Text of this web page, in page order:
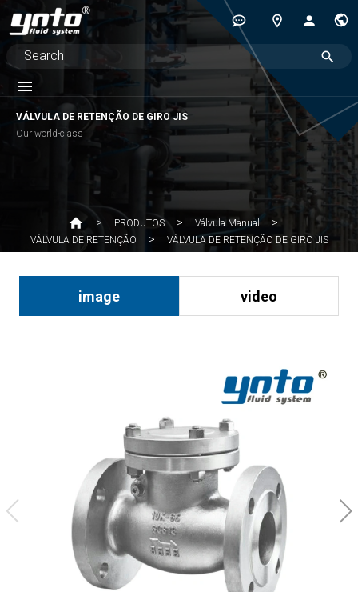
VÁLVULA DE RETENÇÃO DE GIRO JIS
Our world-class
PRODUTOS
Válvula Manual
VÁLVULA DE RETENÇÃO
VÁLVULA DE RETENÇÃO DE GIRO JIS
image video